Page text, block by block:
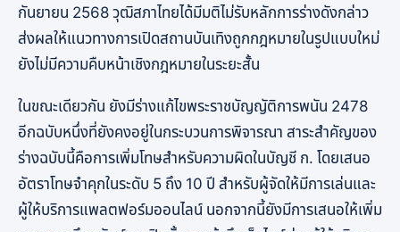
กันยายน 2568 วุฒิสภาไทยได้มีมติไม่รับหลักการร่างดังกล่าว
ส่งผลให้แนวทางการเปิดสถานบันเทิงถูกกฎหมายในรูปแบบใหม่
ยังไม่มีความคืบหน้าเชิงกฎหมายในระยะสั้น
ในขณะเดียวกัน ยังมีร่างแก้ไขพระราชบัญญัติการพนัน 2478
อีกฉบับหนึ่งที่ยังคงอยู่ในกระบวนการพิจารณา สาระสำคัญของ
ร่างฉบับนี้คือการเพิ่มโทษสำหรับความผิดในบัญชี ก. โดยเสนอ
อัตราโทษจำคุกในระดับ 5 ถึง 10 ปี สำหรับผู้จัดให้มีการเล่นและ
ผู้ให้บริการแพลตฟอร์มออนไลน์ นอกจากนี้ยังมีการเสนอให้เพิ่ม